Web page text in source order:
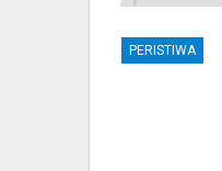
PERISTIWA